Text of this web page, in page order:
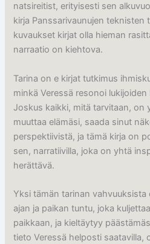
natsireitist, erityisesti sen
kirja​ Panssarivaunujen
kuvaukset kirjat olla hieman
narraatio on kiehtova.
Tarina on e kirjat​ tutkimus
minkä Veressä resonoi
Joskus kaikki, mitä tarvitaan, on
muuttaa elämäsi, saada sinut
perspektiivistä, ja tämä kirja on
sen, narratiivilla, joka on yhtä
herättävä.
Yksi tämän tarinan vahvuuksista
ajan ja paikan tuntu, joka
paikkaan, ja kieltäytyy
tieto Veressä helposti saatavilla,